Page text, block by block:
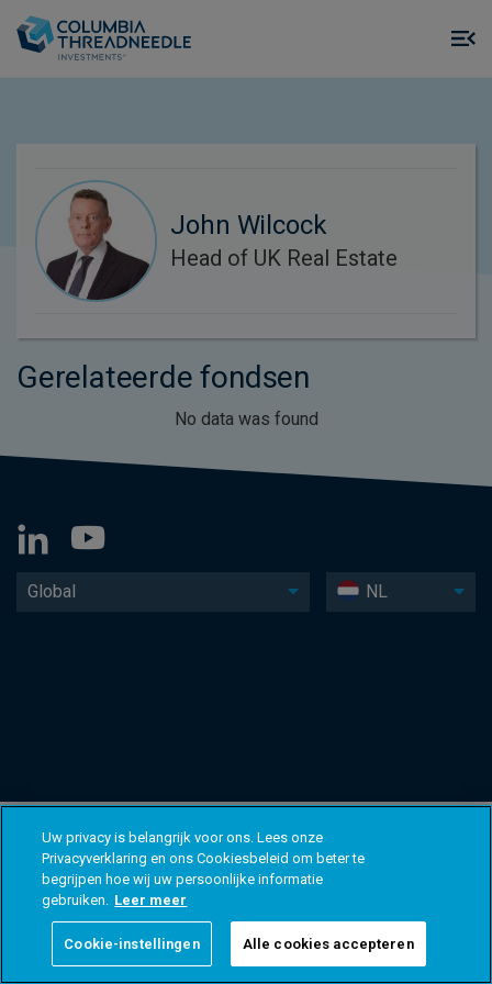
John Wilcock
Head of UK Real Estate
Gerelateerde fondsen
No data was found
Global NL
Uw privacy is belangrijk voor ons. Lees onze
Privacyverklaring en ons Cookiesbeleid om beter te
begrijpen hoe wij uw persoonlijke informatie
gebruiken. Leer meer
Cookie-instellingen Alle cookies accepteren